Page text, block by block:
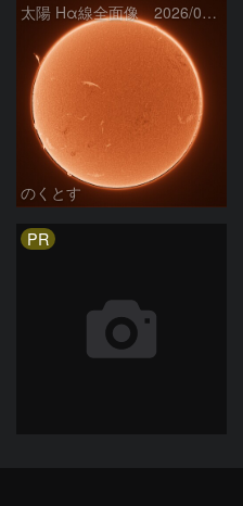
太陽 Hα線全面像 2026/08/08
のくとす
PR